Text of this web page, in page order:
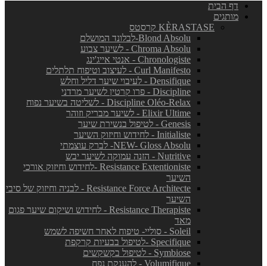
דף הבית
מותגים
KÈRASTASE קרסטס
Blond Absolu-לבלונד המושלם
Chroma Absolu - לשיער צבוע
Chronologiste - אנטי אייג'ינג
Curl Manifesto - לעיצוב וטיפוח תלתלים
Densifique - לעיבוי שיער דליל וחלש
Discipline - פרו קרטין לשיער מרדני
Discipline Oléo-Relax - לשליטה בשיער נפוח
Elixir Ultime - לשיער מבריק וזוהר
Genesis - לטיפול בנשירת שיער
Initialiste - לחידוש וחיזוק השיער
NEW- Gloss Absolu- לברק עוצמתי
Nutritive - הזנה עמוקה לשיער יבש
Resistance Extentioniste -לחידוש וחיזוק אורכי
השיער
Resistance Force Architecte - לבניה וחיזוק של סיבי
השיער
Resistance Therapiste - לחידוש ושיקום שיער פגום
מאד
Soleil - סוליי- טיפוח לאחר חשיפה לשמש
Specifique -לטיפול בבעיות קרקפת
Symbiose - לטיפול בקשקשים
Volumifique - להענקת נפח